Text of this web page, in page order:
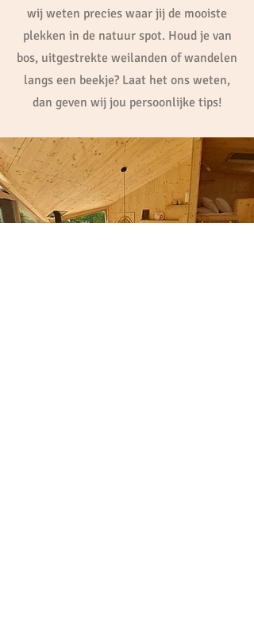
wij weten precies waar jij de mooiste
plekken in de natuur spot. Houd je van
bos, uitgestrekte weilanden of wandelen
langs een beekje? Laat het ons weten,
dan geven wij jou persoonlijke tips!